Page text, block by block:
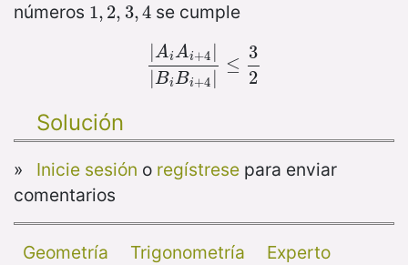
números 1, 2, 3,4
1,2,3,4
se cumple
|AiAi+4
|BiBi+4
≤
3
2
|AiAi+4||BiB i+
Solución
» Inicie sesión o regístresepara enviar
comentarios
Geometría Trigonometría
Experto